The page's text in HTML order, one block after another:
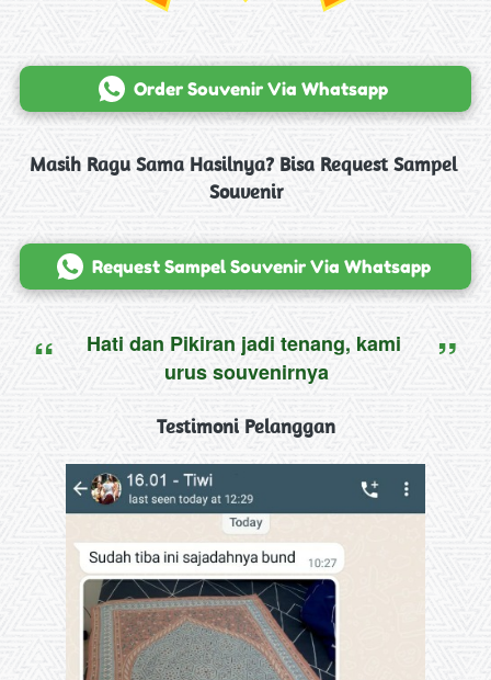
` Order Souvenir Via Whatsapp
Masih Ragu Sama Hasilnya? Bisa Request Sampel
Souvenir
` Request Sampel Souvenir Via Whatsapp
“
Hati dan Pikiran jadi tenang, kami
urus souvenirnya
”
Testimoni Pelanggan